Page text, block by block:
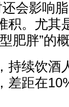
会影响
积。尤其
肥胖”的
持续饮酒
差距在